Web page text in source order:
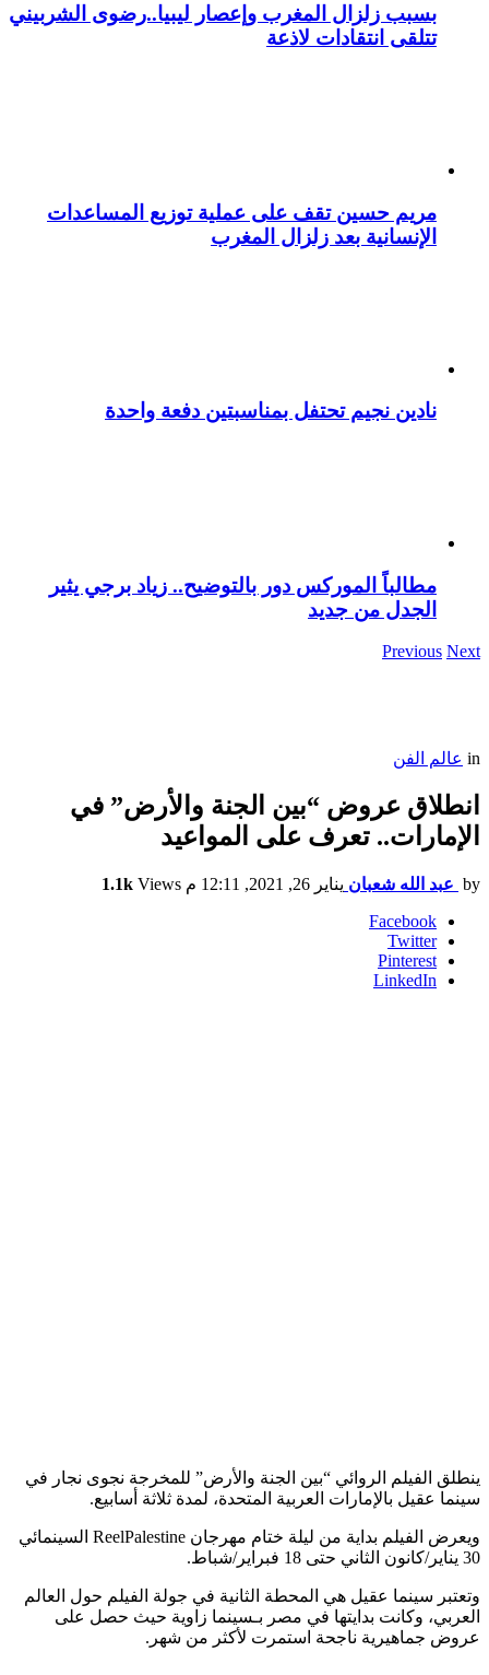
بسبب زلزال المغرب وإعصار ليبيا..رضوى الشربيني
تتلقى انتقادات لاذعة
مريم حسين تقف على عملية توزيع المساعدات
الإنسانية بعد زلزال المغرب
نادين نجيم تحتفل بمناسبتين دفعة واحدة
مطالباً الموركس دور بالتوضيح.. زياد برجي يثير
الجدل من جديد
Previous Next
in عالم الفن
انطلاق عروض “بين الجنة والأرض” في
الإمارات.. تعرف على المواعيد
by عبد الله شعبان يناير 26, 2021, 12:11 م 1.1k Views
Facebook
Twitter
Pinterest
LinkedIn
ينطلق الفيلم الروائي “بين الجنة والأرض” للمخرجة نجوى نجار في
سينما عقيل بالإمارات العربية المتحدة، لمدة ثلاثة أسابيع.
ويعرض الفيلم بداية من ليلة ختام مهرجان ReelPalestine السينمائي
30 يناير/كانون الثاني حتى 18 فبراير/شباط.
وتعتبر سينما عقيل هي المحطة الثانية في جولة الفيلم حول العالم
العربي، وكانت بدايتها في مصر بـسينما زاوية حيث حصل على
عروض جماهيرية ناجحة استمرت لأكثر من شهر.